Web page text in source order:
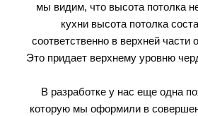
мы видим, что высота потолка
кухни высота потолка
соответственно в верхней части
Это придает верхнему уровню
В разработке у нас еще одна
которую мы оформили в